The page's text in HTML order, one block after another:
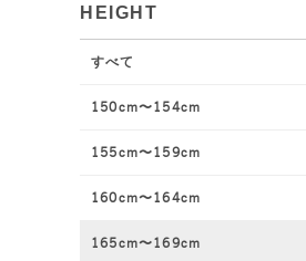
HEIGHT
すべて
150cm〜154cm
155cm〜159cm
160cm〜164cm
165cm〜169cm